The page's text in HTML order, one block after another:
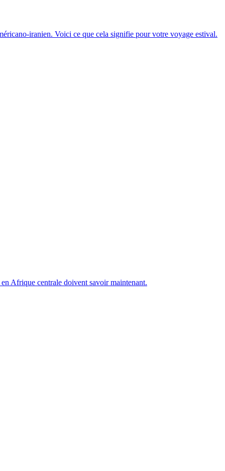
iranien. Voici ce que cela signifie pour votre voyage estival.
Afrique centrale doivent savoir maintenant.